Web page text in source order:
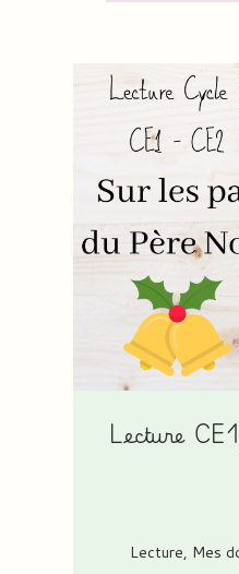
Lecture
Lecture, Mes